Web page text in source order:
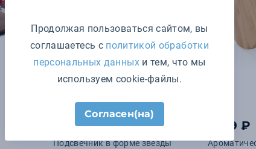
298 ₽
Подсвечник в форме звезды
1 719 ₽
Продолжая пользоваться сайтом, вы
соглашаетесь с политикой обработки
персональных данныхи тем, что мы
используем cookie-файлы.
Согласен(на)